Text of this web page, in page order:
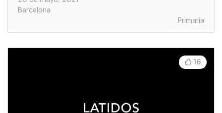
Barcelona
Primaria
16